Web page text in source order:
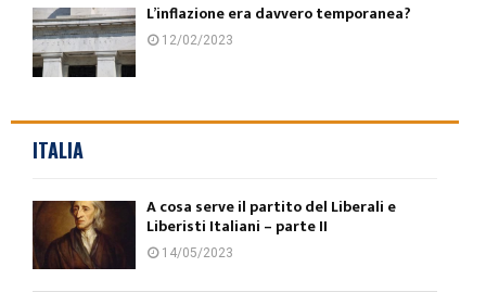
L’inflazione era davvero temporanea?
12/02/2023
ITALIA
A cosa serve il partito del Liberali e
Liberisti Italiani – parte II
14/05/2023